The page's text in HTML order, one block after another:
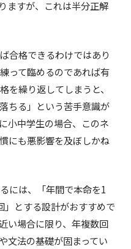
ますが、これは半分正解
合格できるわけではあり
って臨めるのであれば有
を繰り返してしまうと、
ちる」という苦手意識が
小中学生の場合、このネ
にも悪影響を及ぼしかね
には、「年間で本命を1
」とする設計がおすすめで
い場合に限り、年複数回
文法の基礎が固まってい